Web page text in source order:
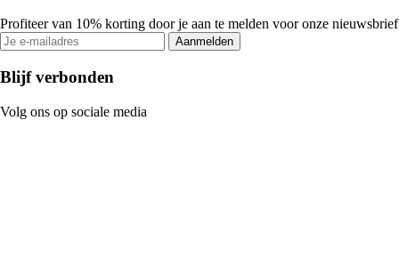
Profiteer van 10% korting door je aan te melden voor onze nieuwsbrief
Aanmelden
Blijf verbonden
Volg ons op sociale media